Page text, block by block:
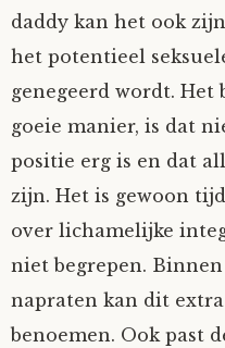
daddy kan het ook
het potentieel
genegeerd wordt. Het
goeie manier, is dat
positie erg is en dat
zijn. Het is gewoon
over lichamelijke
niet begrepen.
napraten kan dit
benoemen. Ook past